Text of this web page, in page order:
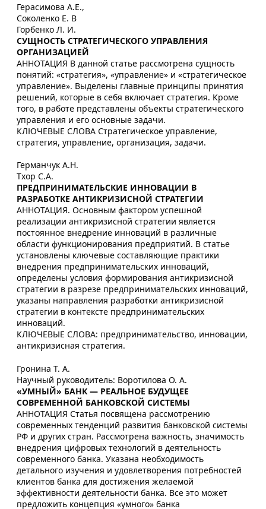
Герасимова А.Е.,
Соколенко Е. В
Горбенко Л. И.
СУЩНОСТЬ СТРАТЕГИЧЕСКОГО УПРАВЛЕНИЯ
ОРГАНИЗАЦИЕЙ
АННОТАЦИЯ В данной статье рассмотрена сущность
понятий: «стратегия», «управление» и «стратегическое
управление». Выделены главные принципы принятия
решений, которые в себя включает стратегия. Кроме
того, в работе представлены объекты стратегического
управления и его основные задачи.
КЛЮЧЕВЫЕ СЛОВА Стратегическое управление,
стратегия, управление, организация, задачи.
Германчук А.Н.
Тхор С.А.
ПРЕДПРИНИМАТЕЛЬСКИЕ ИННОВАЦИИ В
РАЗРАБОТКЕ АНТИКРИЗИСНОЙ СТРАТЕГИИ
АННОТАЦИЯ. Основным фактором успешной
реализации антикризисной стратегии является
постоянное внедрение инноваций в различные
области функционирования предприятий. В статье
установлены ключевые составляющие практики
внедрения предпринимательских инноваций,
определены условия формирования антикризисной
стратегии в разрезе предпринимательских инноваций,
указаны направления разработки антикризисной
стратегии в контексте предпринимательских
инноваций.
КЛЮЧЕВЫЕ СЛОВА: предпринимательство, инновации,
антикризисная стратегия.
Гронина Т. А.
Научный руководитель: Воротилова О. А.
«УМНЫЙ» БАНК — РЕАЛЬНОЕ БУДУЩЕЕ
СОВРЕМЕННОЙ БАНКОВСКОЙ СИСТЕМЫ
АННОТАЦИЯ Статья посвящена рассмотрению
современных тенденций развития банковской системы
РФ и других стран. Рассмотрена важность, значимость
внедрения цифровых технологий в деятельность
современного банка. Указана необходимость
детального изучения и удовлетворения потребностей
клиентов банка для достижения желаемой
эффективности деятельности банка. Все это может
предложить концепция «умного» банка